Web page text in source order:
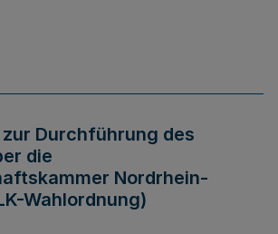
Durchführung des
die
Nordrhein-
Wahlordnung)